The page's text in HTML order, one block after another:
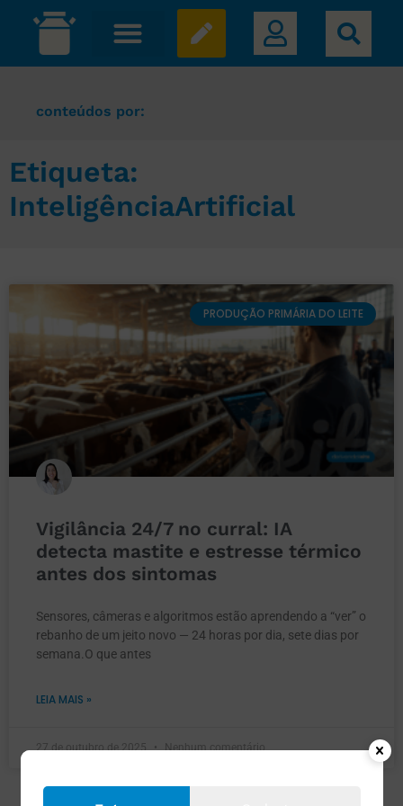
conteúdos por:
Etiqueta:
InteligênciaArtificial
PRODUÇÃO PRIMÁRIA DO LEITE
Vigilância 24/7 no curral: IA
detecta mastite e estresse térmico
antes dos sintomas
Sensores, câmeras e algoritmos estão aprendendo a “ver” o
rebanho de um jeito novo — 24 horas por dia, sete dias por
semana.O que antes
LEIA MAIS »
27 de outubro de 2025 Nenhum comentário